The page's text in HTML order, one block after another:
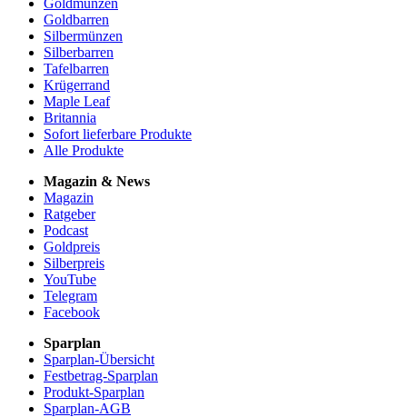
Goldmünzen
Goldbarren
Silbermünzen
Silberbarren
Tafelbarren
Krügerrand
Maple Leaf
Britannia
Sofort lieferbare Produkte
Alle Produkte
Magazin & News
Magazin
Ratgeber
Podcast
Goldpreis
Silberpreis
YouTube
Telegram
Facebook
Sparplan
Sparplan-Übersicht
Festbetrag-Sparplan
Produkt-Sparplan
Sparplan-AGB